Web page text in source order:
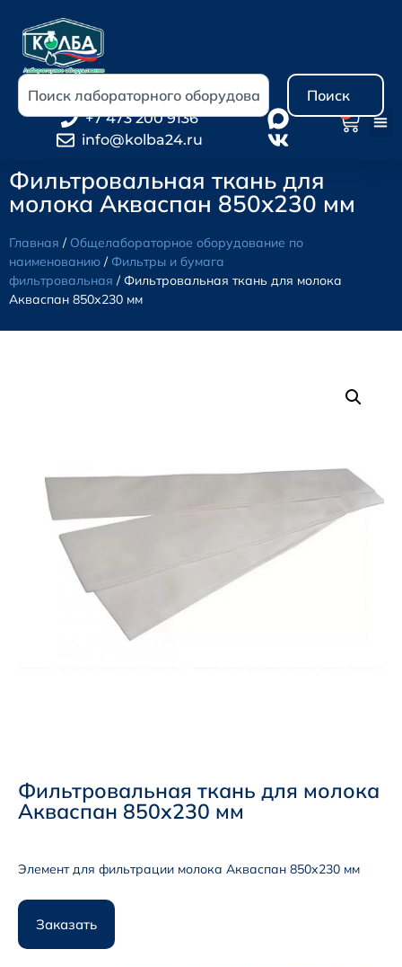
Поиск
+7 473 200 9136
info@kolba24.ru
Фильтровальная ткань для
молока Акваспан 850х230 мм
Главная / Общелабораторное оборудование по
наименованию / Фильтры и бумага
фильтровальная / Фильтровальная ткань для молока
Акваспан 850х230 мм
Фильтровальная ткань для молока
Акваспан 850х230 мм
Элемент для фильтрации молока Акваспан 850х230 мм
Заказать